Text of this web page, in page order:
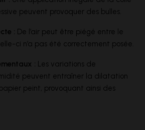
peuvent provoquer des bulles.
: De l’air peut être piégé entre le
ci n’a pas été correctement posée.
: Les variations de
peuvent entraîner la dilatation
peint, provoquant ainsi des